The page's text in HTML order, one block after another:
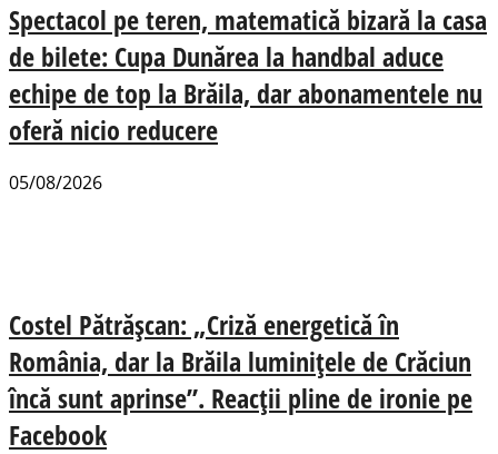
Spectacol pe teren, matematică bizară la casa
de bilete: Cupa Dunărea la handbal aduce
echipe de top la Brăila, dar abonamentele nu
oferă nicio reducere
05/08/2026
Costel Pătrășcan: „Criză energetică în
România, dar la Brăila luminițele de Crăciun
încă sunt aprinse”. Reacții pline de ironie pe
Facebook